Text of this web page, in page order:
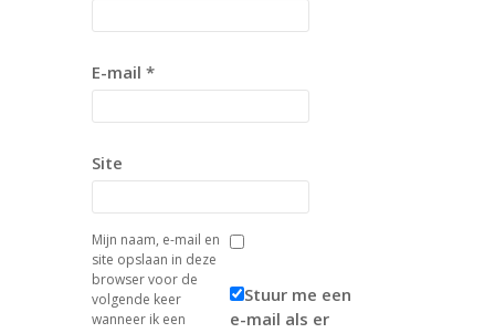
E-mail *
Site
Mijn naam, e-mail en
site opslaan in deze
browser voor de
volgende keer
wanneer ik een
Stuur me een
e-mail als er